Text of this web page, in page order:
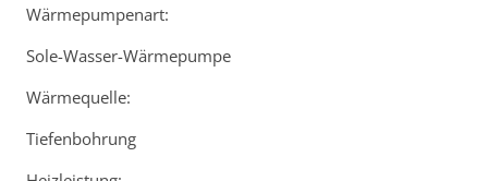
Wärmepumpenart:
Sole-Wasser-Wärmepumpe
Wärmequelle:
Tiefenbohrung